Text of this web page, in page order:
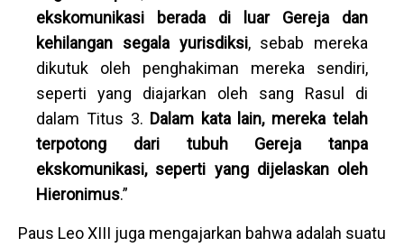
ekskomunikasi berada di luar Gereja dan
kehilangan segala yurisdiksi, sebab mereka
dikutuk oleh penghakiman mereka sendiri,
seperti yang diajarkan oleh sang Rasul di
dalam Titus 3. Dalam kata lain, mereka telah
terpotong dari tubuh Gereja tanpa
ekskomunikasi, seperti yang dijelaskan oleh
Hieronimus.”
Paus Leo XIII juga mengajarkan bahwa adalah suatu